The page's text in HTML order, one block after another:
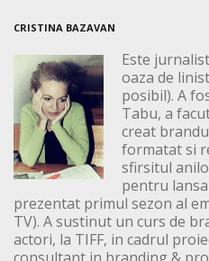
CRISTINA BAZAVAN
Este
oaza de
posibil). A
Tabu, a
creat
formatat si
sfirsitul
pentru
prezentat primul sezon al
TV). A sustinut un curs de
actori, la TIFF, in cadrul
consultant in branding &